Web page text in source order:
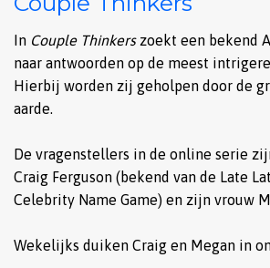
In Couple Thinkerszoekt een bekend
naar antwoorden op de meest
Hierbij worden zij geholpen door de
aarde.
De vragenstellers in de online serie
Craig Ferguson (bekend van de Late
Celebrity Name Game) en zijn vrouw
Wekelijks duiken Craig en Megan in